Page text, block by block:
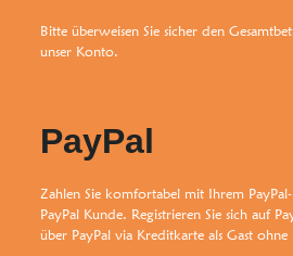
Bitte überweisen Sie sicher den
unser Konto.
PayPal
Zahlen Sie komfortabel mit Ihrem
PayPal Kunde. Registrieren Sie sich auf
über PayPal via Kreditkarte als Gast